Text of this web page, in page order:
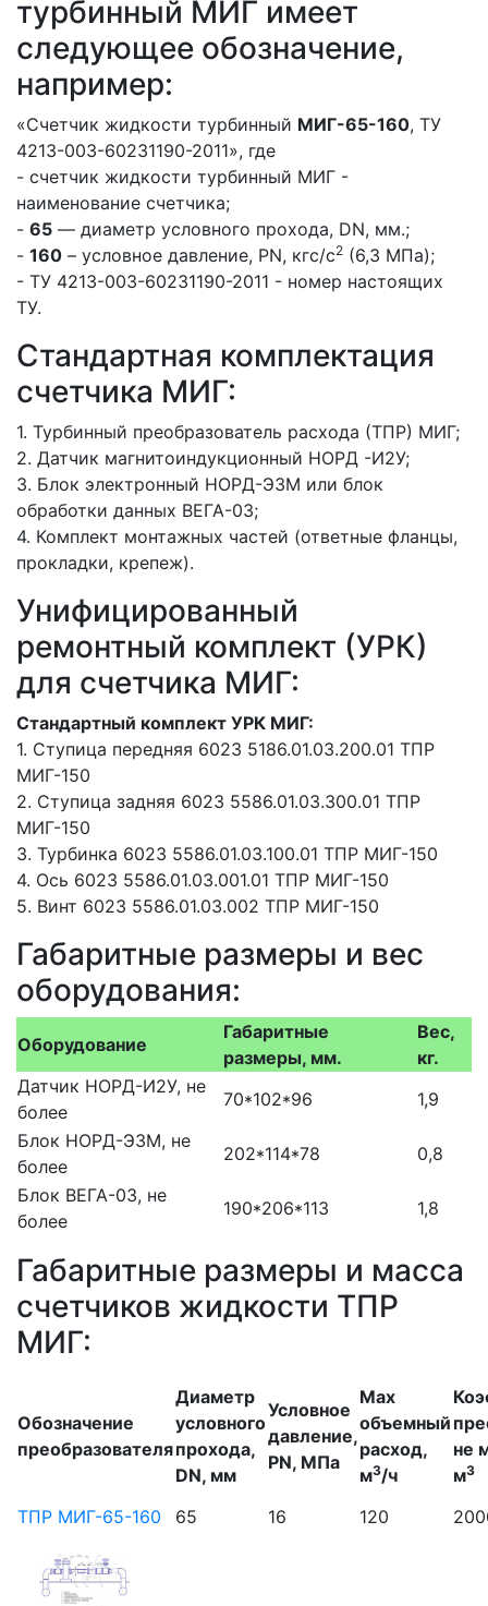
турбинный МИГ имеет
следующее обозначение,
например:
«Счетчик жидкости турбинный МИГ-65-160, ТУ
4213-003-60231190-2011», где
- счетчик жидкости турбинный МИГ -
наименование счетчика;
- 65 — диаметр условного прохода, DN, мм.;
- 160 – условное давление, PN, кгс/с2 (6,3 МПа);
- ТУ 4213-003-60231190-2011 - номер настоящих
ТУ.
Стандартная комплектация
счетчика МИГ:
1. Турбинный преобразователь расхода (ТПР) МИГ;
2. Датчик магнитоиндукционный НОРД -И2У;
3. Блок электронный НОРД-Э3М или блок
обработки данных ВЕГА-03;
4. Комплект монтажных частей (ответные фланцы,
прокладки, крепеж).
Унифицированный
ремонтный комплект (УРК)
для счетчика МИГ:
Стандартный комплект УРК МИГ:
1. Ступица передняя 6023 5186.01.03.200.01 ТПР
МИГ-150
2. Ступица задняя 6023 5586.01.03.300.01 ТПР
МИГ-150
3. Турбинка 6023 5586.01.03.100.01 ТПР МИГ-150
4. Ось 6023 5586.01.03.001.01 ТПР МИГ-150
5. Винт 6023 5586.01.03.002 ТПР МИГ-150
Габаритные размеры и вес
оборудования:
Оборудование
Габаритные
размеры, мм.
Вес,
кг.
Датчик НОРД-И2У, не
более
70*102*96
1,9
Блок НОРД-Э3М, не
более
202*114*78
0,8
Блок ВЕГА-03, не
более
190*206*113 1,8
Габаритные размеры и масса
счетчиков жидкости ТПР
МИГ:
Обозначение
преобразователя
Диаметр
условного
прохода,
DN, мм
Условное
давление,
PN, МПа
Max
объемный
расход,
м3/ч
не
м3
ТПР МИГ-65-160 65 16 120